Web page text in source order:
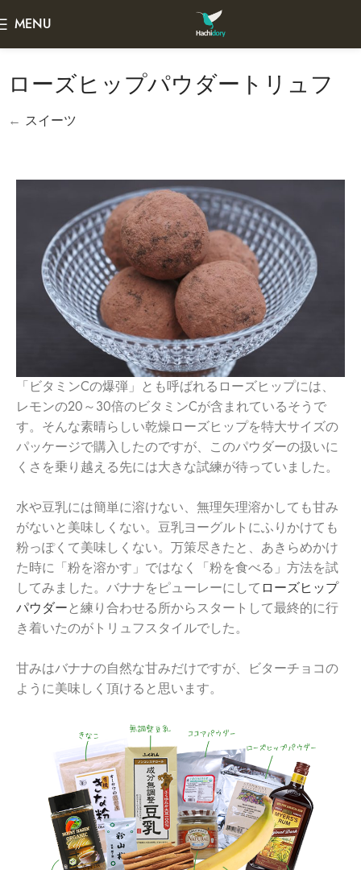
MENU
ローズヒップパウダートリュフ
← スイーツ
「ビタミンCの爆弾」とも呼ばれるローズヒップには、
レモンの20～30倍のビタミンCが含まれているそうで
す。 そんな素晴らしい乾燥ローズヒップを特大サイズの
パッケージで購入したのですが、 このパウダーの扱いに
くさを乗り越える先には大きな試練が待っていました。
水や豆乳には簡単に溶けない、 無理矢理溶かしても甘み
がないと美味しくない。 豆乳ヨーグルトにふりかけても
粉っぽくて美味しくない。 万策尽きたと、あきらめかけ
た時に「粉を溶かす」ではなく「粉を食べる」方法を試
してみました。 バナナをピューレーにして ローズヒップ
パウダーと練り合わせる所からスタートして最終的に行
き着いたのがトリュフスタイルでした。
甘みはバナナの自然な甘みだけですが、
ビターチョコの
ように美味しく頂けると思います。